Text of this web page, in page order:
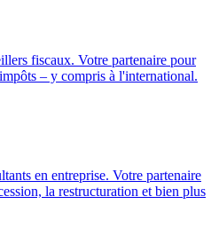
fiscaux. Votre partenaire pour
– y compris à l'international.
en entreprise. Votre partenaire
la restructuration et bien plus